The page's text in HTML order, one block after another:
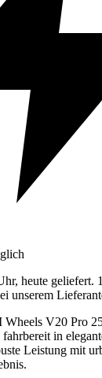
heute geliefert.
unserem
Wheels V20 Pro
fahrbereit in
Leistung mit